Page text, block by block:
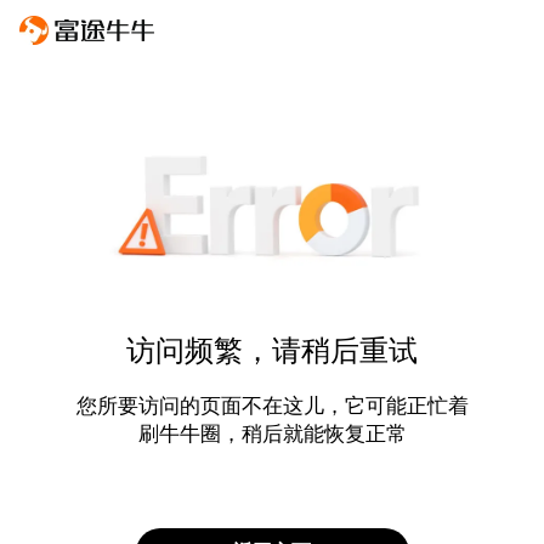
访问频繁，请稍后重试
您所要访问的页面不在这儿，它可能正忙着
刷牛牛圈，稍后就能恢复正常